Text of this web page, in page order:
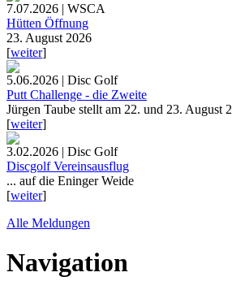
7.07.2026 | WSCA
Hütten Öffnung
23. August 2026
[weiter]
5.06.2026 | Disc Golf
Putt Challenge - die Zweite
Jürgen Taube stellt am 22. und 23. August
[weiter]
3.02.2026 | Disc Golf
Discgolf Vereinsausflug
... auf die Eninger Weide
[weiter]
Alle Meldungen
Navigation